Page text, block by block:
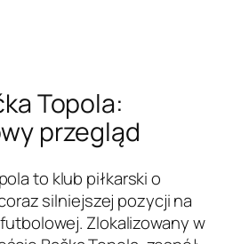
Topola:
przegląd
to klub piłkarski o
silniejszej pozycji na
Zlokalizowany w